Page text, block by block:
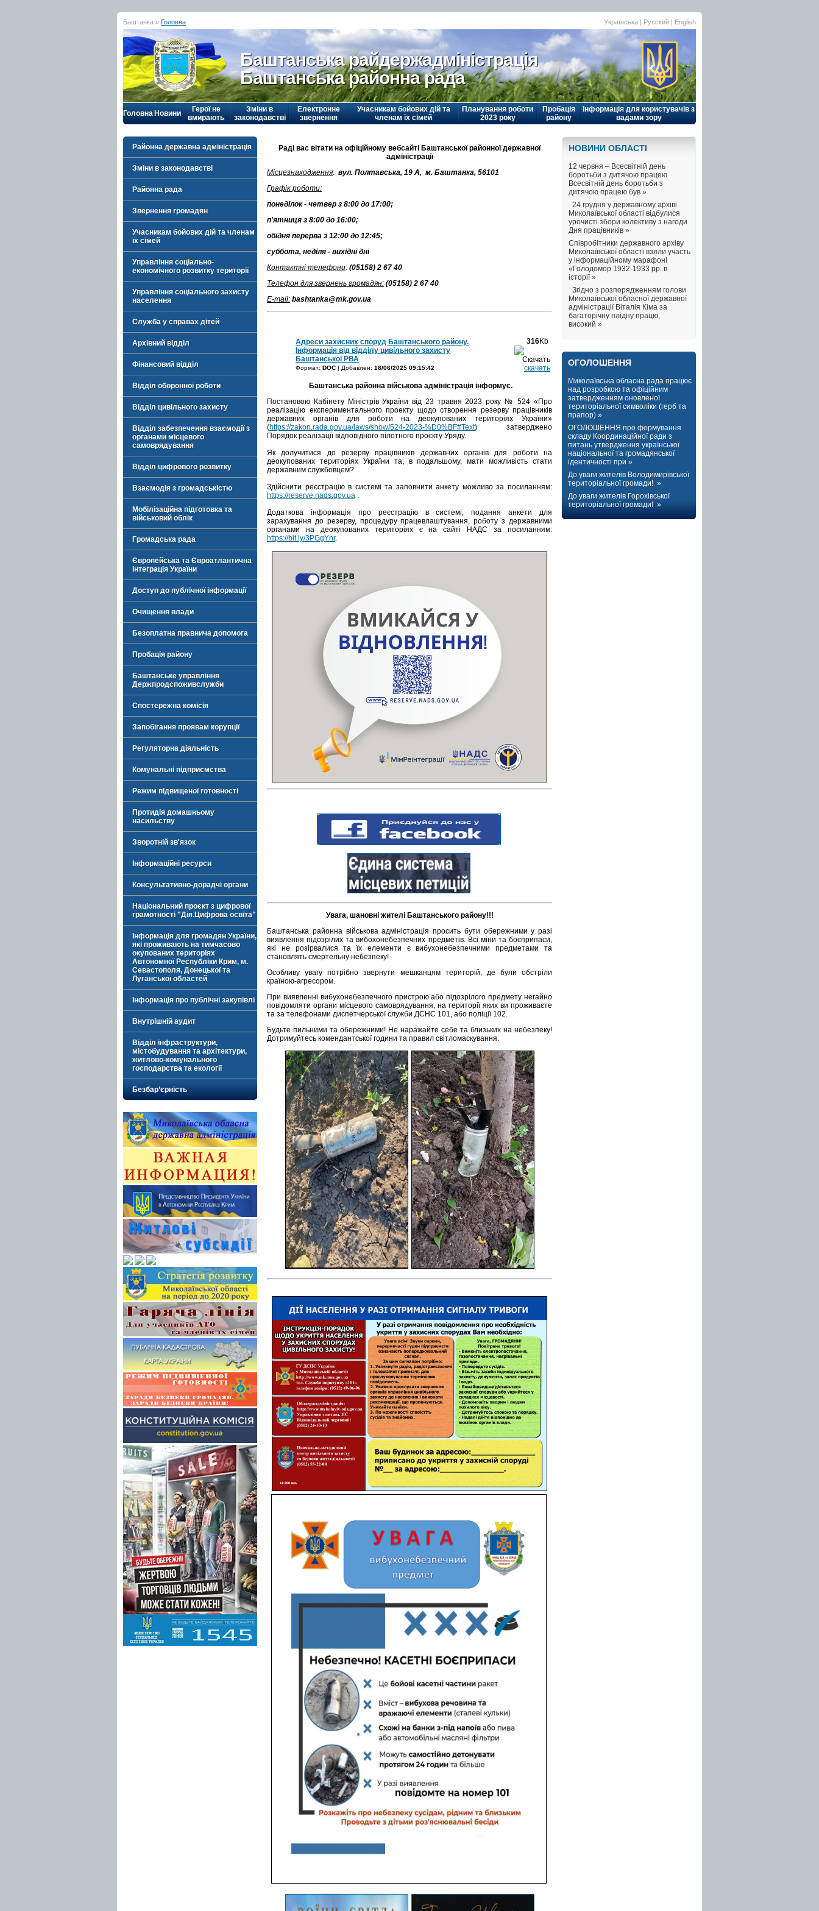
Баштанка » Головна Українська | Русский | English
Баштанська райдержадміністрація
Баштанська районна рада
Головна Новини
Герої не
вмирають
Зміни в
законодавстві
Електронне
звернення
Учасникам бойових дій та
членам їх сімей
Планування роботи
2023 року
Пробація
району
Інформація для користувачів з
вадами зору
Районна державна адміністрація
Зміни в законодавстві
Районна рада
Звернення громадян
Учасникам бойових дій та членам
їх сімей
Управління соціально-
економічного розвитку території
Управління соціального захисту
населення
Служба у справах дітей
Архівний відділ
Фінансовий відділ
Відділ оборонної роботи
Відділ цивільного захисту
Відділ забезпечення взаємодії з
органами місцевого
самоврядування
Відділ цифрового розвитку
Взаємодія з громадськістю
Мобілізаційна підготовка та
військовий облік
Громадська рада
Європейська та Євроатлантична
інтеграція України
Доступ до публічної інформації
Очищення влади
Безоплатна правнича допомога
Пробація району
Баштанське управління
Держпродспоживслужби
Спостережна комісія
Запобігання проявам корупції
Регуляторна діяльність
Комунальні підприємства
Режим підвищеної готовності
Протидія домашньому
насильству
Зворотній зв'язок
Інформаційні ресурси
Консультативно-дорадчі органи
Національний проєкт з цифрової
грамотності "Дія.Цифрова освіта"
Інформація для громадян України,
які проживають на тимчасово
окупованих територіях
Автономної Республіки Крим, м.
Севастополя, Донецької та
Луганської областей
Інформація про публічні закупівлі
Внутрішній аудит
Відділ інфраструктури,
містобудування та архітектури,
житлово-комунального
господарства та екології
Безбар’єрність
Раді вас вітати на офіційному вебсайті Баштанської районної державної
адміністрації
Місцезнаходження: вул. Полтавська, 19 А, м. Баштанка, 56101
Графік роботи:
понеділок - четвер з 8:00 до 17:00;
п'ятниця з 8:00 до 16:00;
обідня перерва з 12:00 до 12:45;
суббота, неділя - вихідні дні
Контактні телефони: (05158) 2 67 40
Телефон для звернень громадян: (05158) 2 67 40
E-mail: bashtanka@mk.gov.ua
Адреси захисних споруд Баштанського району.
Інформація від відділу цивільного захисту
Баштанської РВА
Формат: DOC | Добавлен: 18/06/2025 09:15:42
316Kb
скачать
Баштанська районна військова адміністрація інформує.
Постановою Кабінету Міністрів України від 23 травня 2023 року № 524 «Про
реалізацію експериментального проекту щодо створення резерву працівників
державних органів для роботи на деокупованих територіях України»
(https://zakon.rada.gov.ua/laws/show/524-2023-%D0%BF#Text) затверджено
Порядок реалізації відповідного пілотного проєкту Уряду.
Як долучитися до резерву працівників державних органів для роботи на
деокупованих територіях України та, в подальшому, мати можливість стати
державним службовцем?
Здійснити реєстрацію в системі та заповнити анкету можливо за посиланням:
https://reserve.nads.gov.ua .
Додаткова інформація про реєстрацію в системі, подання анкети для
зарахування до резерву, процедуру працевлаштування, роботу з державними
органами на деокупованих територіях є на сайті НАДС за посиланням:
https://bit.ly/3PGgYnr.
Увага, шановні жителі Баштанського району!!!
Баштанська районна військова адміністрація просить бути обережними у разі
виявлення підозрілих та вибохонебезпечних предметів. Всі міни та боєприпаси,
які не розірвалися та їх елементи є вибухонебезпечними предметами та
становлять смертельну небезпеку!
Особливу увагу потрібно звернути мешканцям територій, де були обстріли
країною-агресором.
При виявленні вибухонебезпечного пристрою або підозрілого предмету негайно
повідомляти органи місцевого самоврядування, на території яких ви проживаєте
та за телефонами диспетчерської служби ДСНС 101, або поліції 102.
Будьте пильними та обережними! Не наражайте себе та близьких на небезпеку!
Дотримуйтесь комендантської години та правил світломаскування.
НОВИНИ ОБЛАСТI
12 червня – Всесвітній день
боротьби з дитячою працею
Всесвітній день боротьби з
дитячою працею був »
24 грудня у державному архіві
Миколаївської області відбулися
урочисті збори колективу з нагоди
Дня працівників »
Співробітники державного архіву
Миколаївської області взяли участь
у інформаційному марафоні
«Голодомор 1932-1933 рр. в
історії »
Згідно з розпорядженням голови
Миколаївської обласної державної
адміністрації Віталія Кіма за
багаторічну плідну працю,
високий »
ОГОЛОШЕННЯ
Миколаївська обласна рада працює
над розробкою та офіційним
затвердженням оновленої
територіальної символіки (герб та
прапор) »
ОГОЛОШЕННЯ про формування
складу Координаційної ради з
питань утвердження української
національної та громадянської
ідентичності при »
До уваги жителів Володимирівської
територіальної громади! »
До уваги жителів Горохівської
територіальної громади! »